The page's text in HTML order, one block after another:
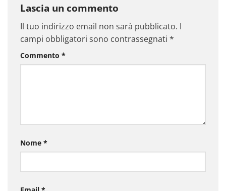
Lascia un commento
Il tuo indirizzo email non sarà pubblicato. I
campi obbligatori sono contrassegnati *
Commento *
Nome *